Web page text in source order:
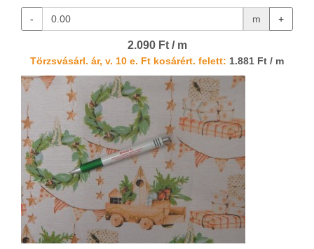
- m +
2.090 Ft / m
Törzsvásárl. ár, v. 10 e. Ft kosárért. felett: 1.881 Ft / m